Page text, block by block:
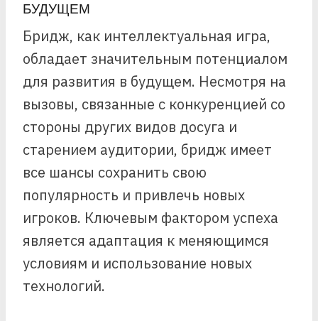
БУДУЩЕМ
Бридж, как интеллектуальная игра,
обладает значительным потенциалом
для развития в будущем. Несмотря на
вызовы, связанные с конкуренцией со
стороны других видов досуга и
старением аудитории, бридж имеет
все шансы сохранить свою
популярность и привлечь новых
игроков. Ключевым фактором успеха
является адаптация к меняющимся
условиям и использование новых
технологий.